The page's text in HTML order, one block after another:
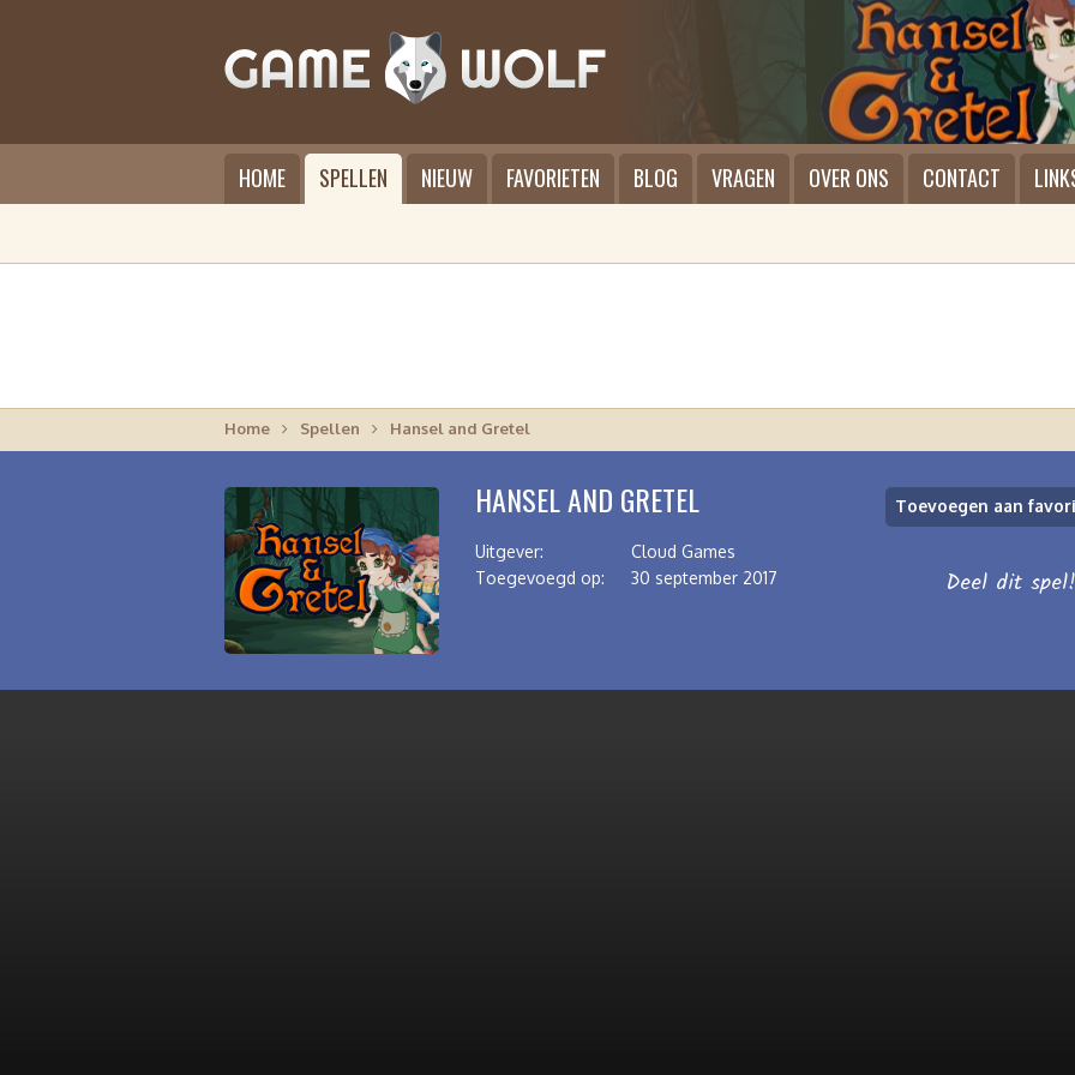
HOME SPELLEN NIEUW FAVORIETEN BLOG VRAGEN OVER ONS CONTACT
Home Spellen Hansel and Gretel
HANSEL AND GRETEL
Uitgever:
Cloud Games
Toegevoegd op:
30 september 2017
Toevoegen aan
Deel dit spel!